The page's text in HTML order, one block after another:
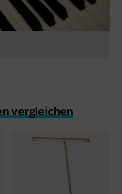
vergleichen